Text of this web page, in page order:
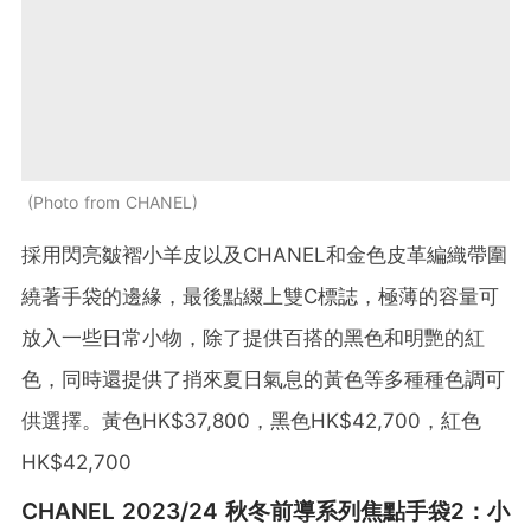
Photo from CHANEL
採用閃亮皺褶小羊皮以及CHANEL和金色皮革編織帶圍
繞著手袋的邊緣，最後點綴上雙C標誌，極薄的容量可
放入一些日常小物，除了提供百搭的黑色和明艷的紅
色，同時還提供了捎來夏日氣息的黃色等多種種色調可
供選擇。黃色HK$37,800，黑色HK$42,700，紅色
HK$42,700
CHANEL 2023/24 秋冬前導系列焦點手袋2：小